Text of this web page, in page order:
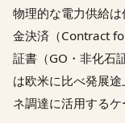
物理的な電力供給
金決済（Contract
証書（GO・非化石
は欧米に比べ発展
ネ調達に活用するケ